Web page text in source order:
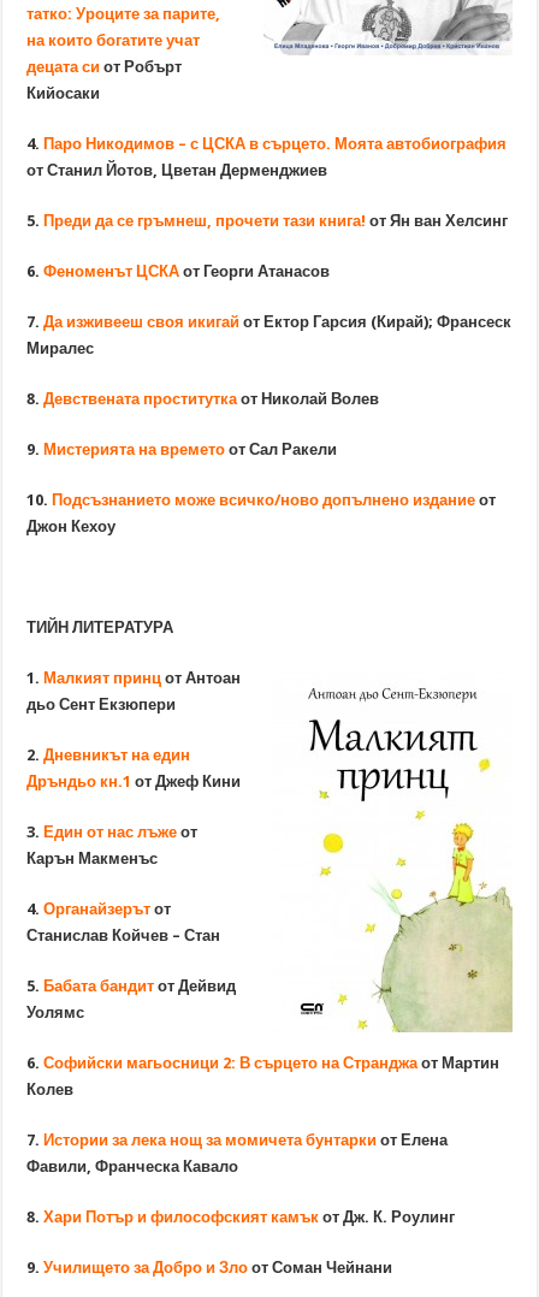
татко: Уроците за парите,
на които богатите учат
децата сиот Робърт
Кийосаки
4. Паро Никодимов – с ЦСКА в сърцето. Моята автобиография
от Станил Йотов, Цветан Дерменджиев
5. Преди да се гръмнеш, прочети тази книга!от Ян ван Хелсинг
6.Феноменът ЦСКАот Георги Атанасов
7.Да изживееш своя икигай от Ектор Гарсия (Кирай); Франсеск
Миралес
8. Девствената проституткаот Николай Волев
9. Мистерията на времето от Сал Ракели
10. Подсъзнанието може всичко/ново допълнено издание от
Джон Кехоу
ТИЙН ЛИТЕРАТУРА
1. Малкият принц от Антоан
дьо Сент Екзюпери
2.Дневникът на един
Дръндьо кн.1 от Джеф Кини
3. Един от нас лъжеот
Карън Макменъс
4.Органайзерът от
Станислав Койчев – Стан
5. Бабата бандитот Дейвид
Уолямс
6.Софийски магьосници 2: В сърцето на Странджаот Мартин
Колев
7. Истории за лека нощ за момичета бунтарки от Елена
Фавили, Франческа Кавало
8.Хари Потър и философският камък от Дж. К. Роулинг
9.Училището за Добро и Зло от Соман Чейнани